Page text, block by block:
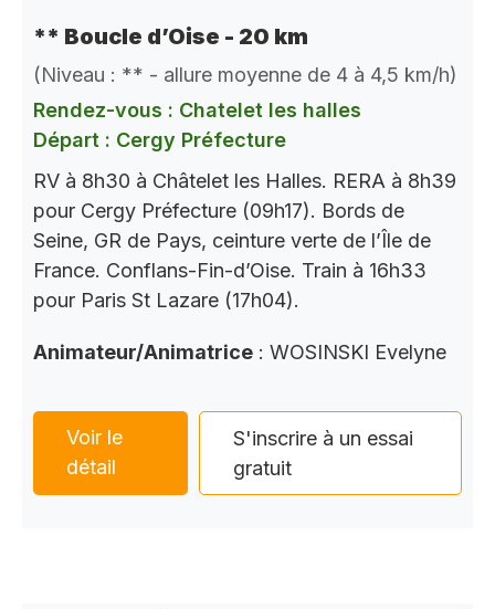
** Boucle d’Oise - 20 km
(Niveau : ** - allure moyenne de 4 à 4,5 km/h)
Rendez-vous : Chatelet les halles
Départ : Cergy Préfecture
RV à 8h30 à Châtelet les Halles. RERA à 8h39
pour Cergy Préfecture (09h17). Bords de
Seine, GR de Pays, ceinture verte de l’Île de
France. Conflans-Fin-d’Oise. Train à 16h33
pour Paris St Lazare (17h04).
Animateur/Animatrice : WOSINSKI Evelyne
Voir le
détail
S'inscrire à un essai
gratuit